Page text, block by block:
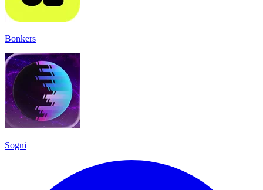
Bonkers
Sogni